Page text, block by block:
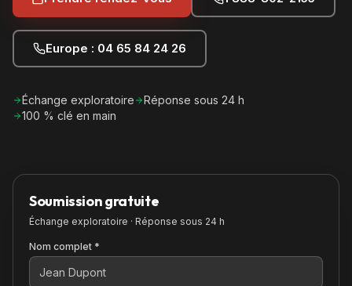
Europe : 04 65 84 24 26
Échange exploratoire
Réponse sous 24 h
100 % clé en main
Soumission gratuite
Échange exploratoire · Réponse sous 24 h
Nom complet *